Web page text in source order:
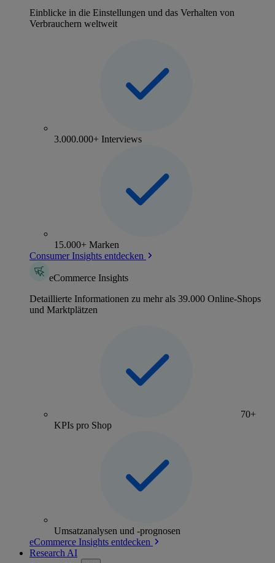
Einblicke in die Einstellungen und das Verhalten von
Verbrauchern weltweit
3.000.000+ Interviews
15.000+ Marken
Consumer Insights entdecken
eCommerce Insights
Detaillierte Informationen zu mehr als 39.000 Online-Shops
und Marktplätzen
70+
KPIs pro Shop
Umsatzanalysen und -prognosen
eCommerce Insights entdecken
Research AI